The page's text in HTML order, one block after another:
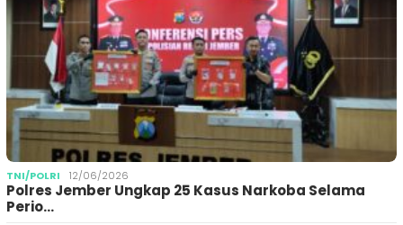
TNI/POLRI 12/06/2026
Polres Jember Ungkap 25 Kasus Narkoba Selama
Perio…